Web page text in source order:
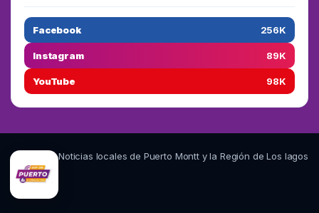
Facebook 256K
Instagram 89K
YouTube 98K
Noticias locales de Puerto Montt y la Región de Los lagos